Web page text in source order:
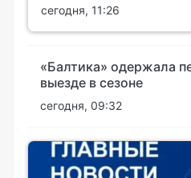
сегодня, 11:26
«Балтика» одержала
выезде в сезоне
сегодня, 09:32